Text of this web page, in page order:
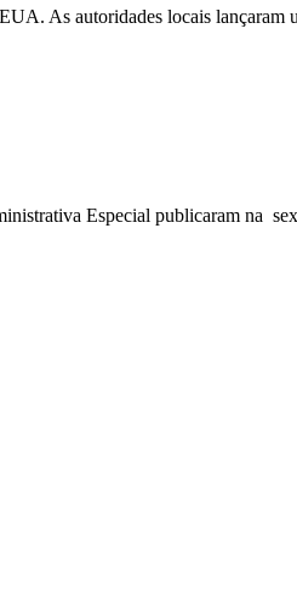
As autoridades locais lançaram
Especial publicaram na